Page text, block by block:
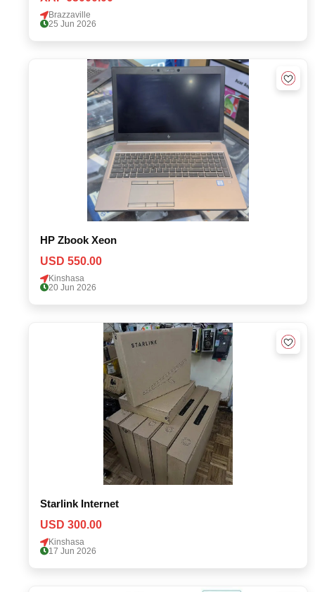
Brazzaville
25 Jun 2026
HP Zbook Xeon
USD 550.00
Kinshasa
20 Jun 2026
Starlink Internet
USD 300.00
Kinshasa
17 Jun 2026